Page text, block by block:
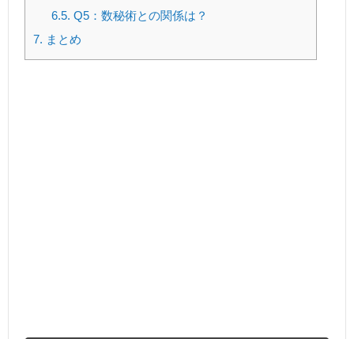
6.5. Q5：数秘術との関係は？
7. まとめ